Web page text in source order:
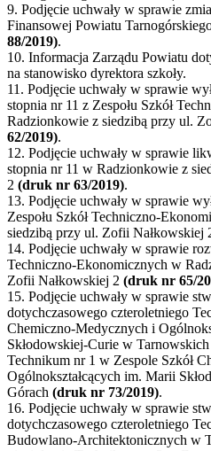
9. Podjęcie uchwały w sprawie
Finansowej Powiatu
88/2019).
10. Informacja Zarządu Powiatu
na stanowisko dyrektora szkoły.
11. Podjęcie uchwały w sprawie
stopnia nr 11 z Zespołu Szkół
Radzionkowie z siedzibą przy ul.
62/2019).
12. Podjęcie uchwały w sprawie
stopnia nr 11 w Radzionkowie z
2 (druk nr 63/2019).
13. Podjęcie uchwały w sprawie
Zespołu Szkół Techniczno-
siedzibą przy ul. Zofii Nałkowskiej
14. Podjęcie uchwały w sprawie
Techniczno-Ekonomicznych w
Zofii Nałkowskiej 2 (druk nr 65/
15. Podjęcie uchwały w sprawie
dotychczasowego czteroletniego
Chemiczno-Medycznych i
Skłodowskiej-Curie w
Technikum nr 1 w Zespole Szkół
Ogólnokształcących im. Marii
Górach (druk nr 73/2019).
16. Podjęcie uchwały w sprawie
dotychczasowego czteroletniego
Budowlano-Architektonicznych w